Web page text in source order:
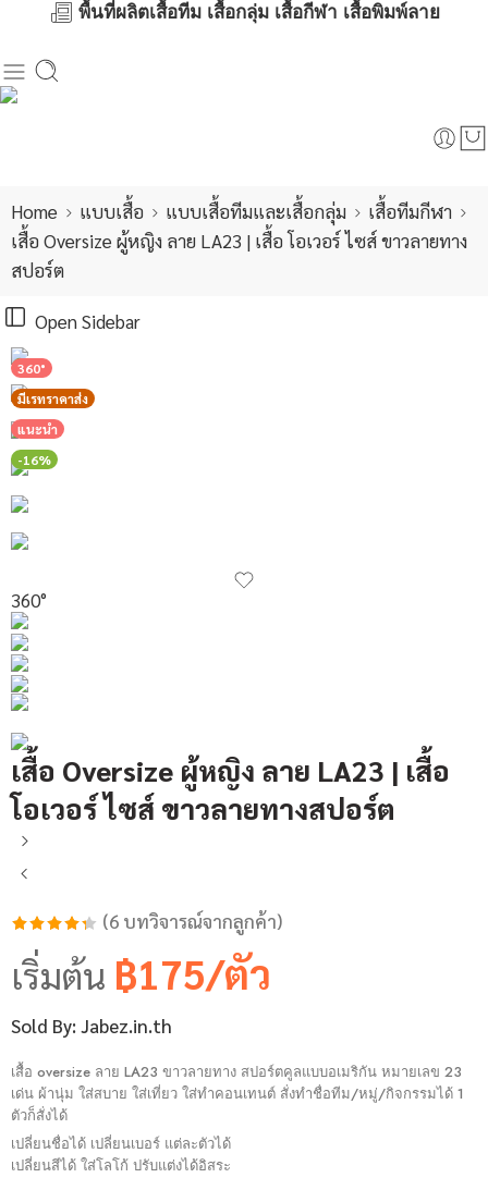
พื้นที่ผลิตเสื้อทีม เสื้อกลุ่ม เสื้อกีฬา เสื้อพิมพ์ลาย
Home แบบเสื้อ แบบเสื้อทีมและเสื้อกลุ่ม
เสื้อทีมกีฬา
เสื้อ Oversize ผู้หญิง ลาย LA23 | เสื้อ โอเวอร์ ไซส์ ขาวลายทาง
สปอร์ต
Open Sidebar
360°
มีเรทราคาส่ง
แนะนำ
-16%
360°
เสื้อ Oversize ผู้หญิง ลาย LA23 | เสื้อ
โอเวอร์ ไซส์ ขาวลายทางสปอร์ต
ให้
คะแนน
4.33 จาก
5 คะแนน
เต็มบน
การให้
คะแนน
ของลูกค้า
(6 บทวิจารณ์จากลูกค้า)
เริ่มต้น ฿175/ตัว
Sold By:Jabez.in.th
เสื้อ oversize ลาย LA23 ขาวลายทาง สปอร์ตคูลแบบอเมริกัน หมายเลข 23
เด่น ผ้านุ่ม ใส่สบาย ใส่เที่ยว ใส่ทำคอนเทนต์ สั่งทำชื่อทีม/หมู่/กิจกรรมได้ 1
ตัวก็สั่งได้
เปลี่ยนชื่อได้ เปลี่ยนเบอร์ แต่ละตัวได้
เปลี่ยนสีได้ ใส่โลโก้ ปรับแต่งได้อิสระ